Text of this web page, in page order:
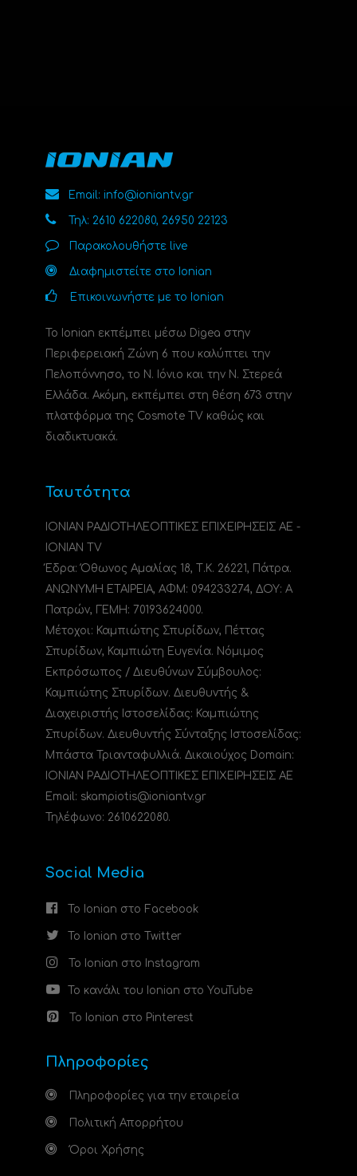
Email: info@ioniantv.gr
Τηλ: 2610 622080, 26950 22123
Παρακολουθήστε live
Διαφημιστείτε στο Ionian
Επικοινωνήστε με το Ionian
Το Ionian εκπέμπει μέσω Digea στην
Περιφερειακή Ζώνη 6 που καλύπτει την
Πελοπόννησο, το N. Ιόνιο και την Ν. Στερεά
Ελλάδα. Ακόμη, εκπέμπει στη θέση 673 στην
πλατφόρμα της Cosmote TV καθώς και
διαδικτυακά.
Ταυτότητα
ΙΟΝΙΑΝ ΡΑΔΙΟΤΗΛΕΟΠΤΙΚΕΣ ΕΠΙΧΕΙΡΗΣΕΙΣ ΑΕ -
IONIAN TV
Έδρα: Όθωνος Αμαλίας 18, Τ.Κ. 26221, Πάτρα.
ΑΝΩΝΥΜΗ ΕΤΑΙΡΕΙΑ, ΑΦΜ: 094233274, ΔΟΥ: A
Πατρών, ΓΕΜΗ: 70193624000.
Μέτοχοι: Καμπιώτης Σπυρίδων, Πέττας
Σπυρίδων, Καμπιώτη Ευγενία. Νόμιμος
Εκπρόσωπος / Διευθύνων Σύμβουλος:
Καμπιώτης Σπυρίδων. Διευθυντής &
Διαχειριστής Ιστοσελίδας: Καμπιώτης
Σπυρίδων. Διευθυντής Σύνταξης Ιστοσελίδας:
Μπάστα Τριανταφυλλιά. Δικαιούχος Domain:
ΙΟΝΙΑΝ ΡΑΔΙΟΤΗΛΕΟΠΤΙΚΕΣ ΕΠΙΧΕΙΡΗΣΕΙΣ ΑΕ
Email: skampiotis@ioniantv.gr
Τηλέφωνο: 2610622080.
Social Media
Το Ionian στο Facebook
Το Ionian στο Twitter
Το Ionian στο Instagram
Το κανάλι του Ionian στο YouTube
Το Ionian στο Pinterest
Πληροφορίες
Πληροφορίες για την εταιρεία
Πολιτική Απορρήτου
Όροι Χρήσης